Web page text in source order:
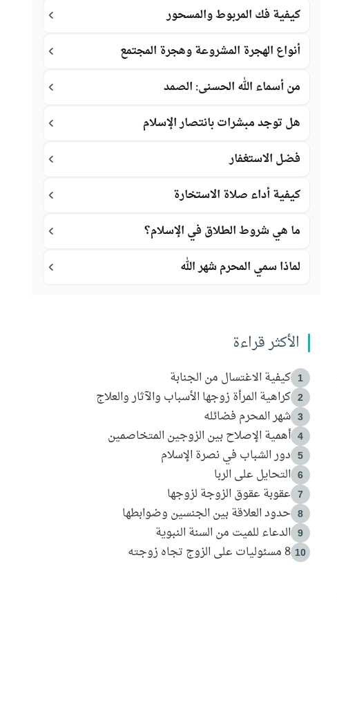
كيفية فك المربوط والمسحور
أنواع الهجرة المشروعة وهجرة المجتمع
من أسماء الله الحسنى: الصمد
هل توجد مبشرات بانتصار الإسلام
فضل الاستغفار
كيفية أداء صلاة الاستخارة
ما هي شروط الطلاق في الإسلام؟
لماذا سمي المحرم شهر الله
الأكثر قراءة
1 كيفية الاغتسال من الجنابة
2 كراهية المرأة زوجها الأسباب والآثار والعلاج
3 شهر المحرم فضائله
4 أهمية الإصلاح بين الزوجين المتخاصمين
5 دور الشباب في نصرة الإسلام
6 التحايل على الربا
7 عقوبة عقوق الزوجة لزوجها
8 حدود العلاقة بين الجنسين وضوابطها
9 الدعاء للميت من السنة النبوية
10 8 مسئوليات على الزوج تجاه زوجته